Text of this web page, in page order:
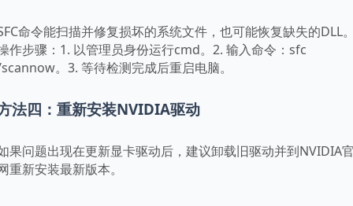
命令能扫描并修复损坏的系统文件，也可能恢复缺失的DLL
作步骤：1. 以管理员身份运行cmd。2. 输入命令：sfc
。3. 等待检测完成后重启电脑。
法四：重新安装NVIDIA驱动
果问题出现在更新显卡驱动后，建议卸载旧驱动并到NVIDIA
重新安装最新版本。